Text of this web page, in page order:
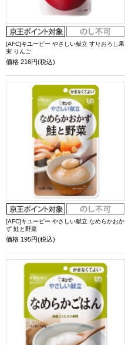
[AFC]キユーピー やさしい献立 すりおろし果
実 りんご
価格 216円(税込)
[AFC]キユーピー やさしい献立 なめらかおか
ず 鮭と野菜
価格 195円(税込)